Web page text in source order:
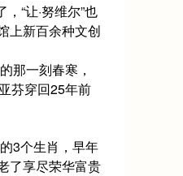
，“让·努维尔”也
上新百余种文创
那一刻春寒，
芬穿回25年前
3个生肖，早年
了享尽荣华富贵